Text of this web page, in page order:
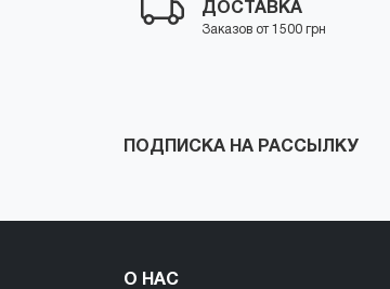
ДОСТАВКА
Заказов от 1500 грн
ПОДПИСКА НА РАССЫЛКУ
О НАС